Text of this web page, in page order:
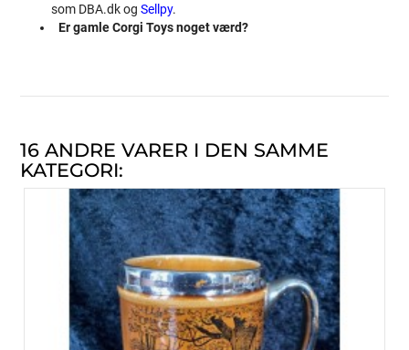
som DBA.dk ogSellpy.
Er gamle Corgi Toys noget værd?
16 ANDRE VARER I DEN SAMME
KATEGORI: